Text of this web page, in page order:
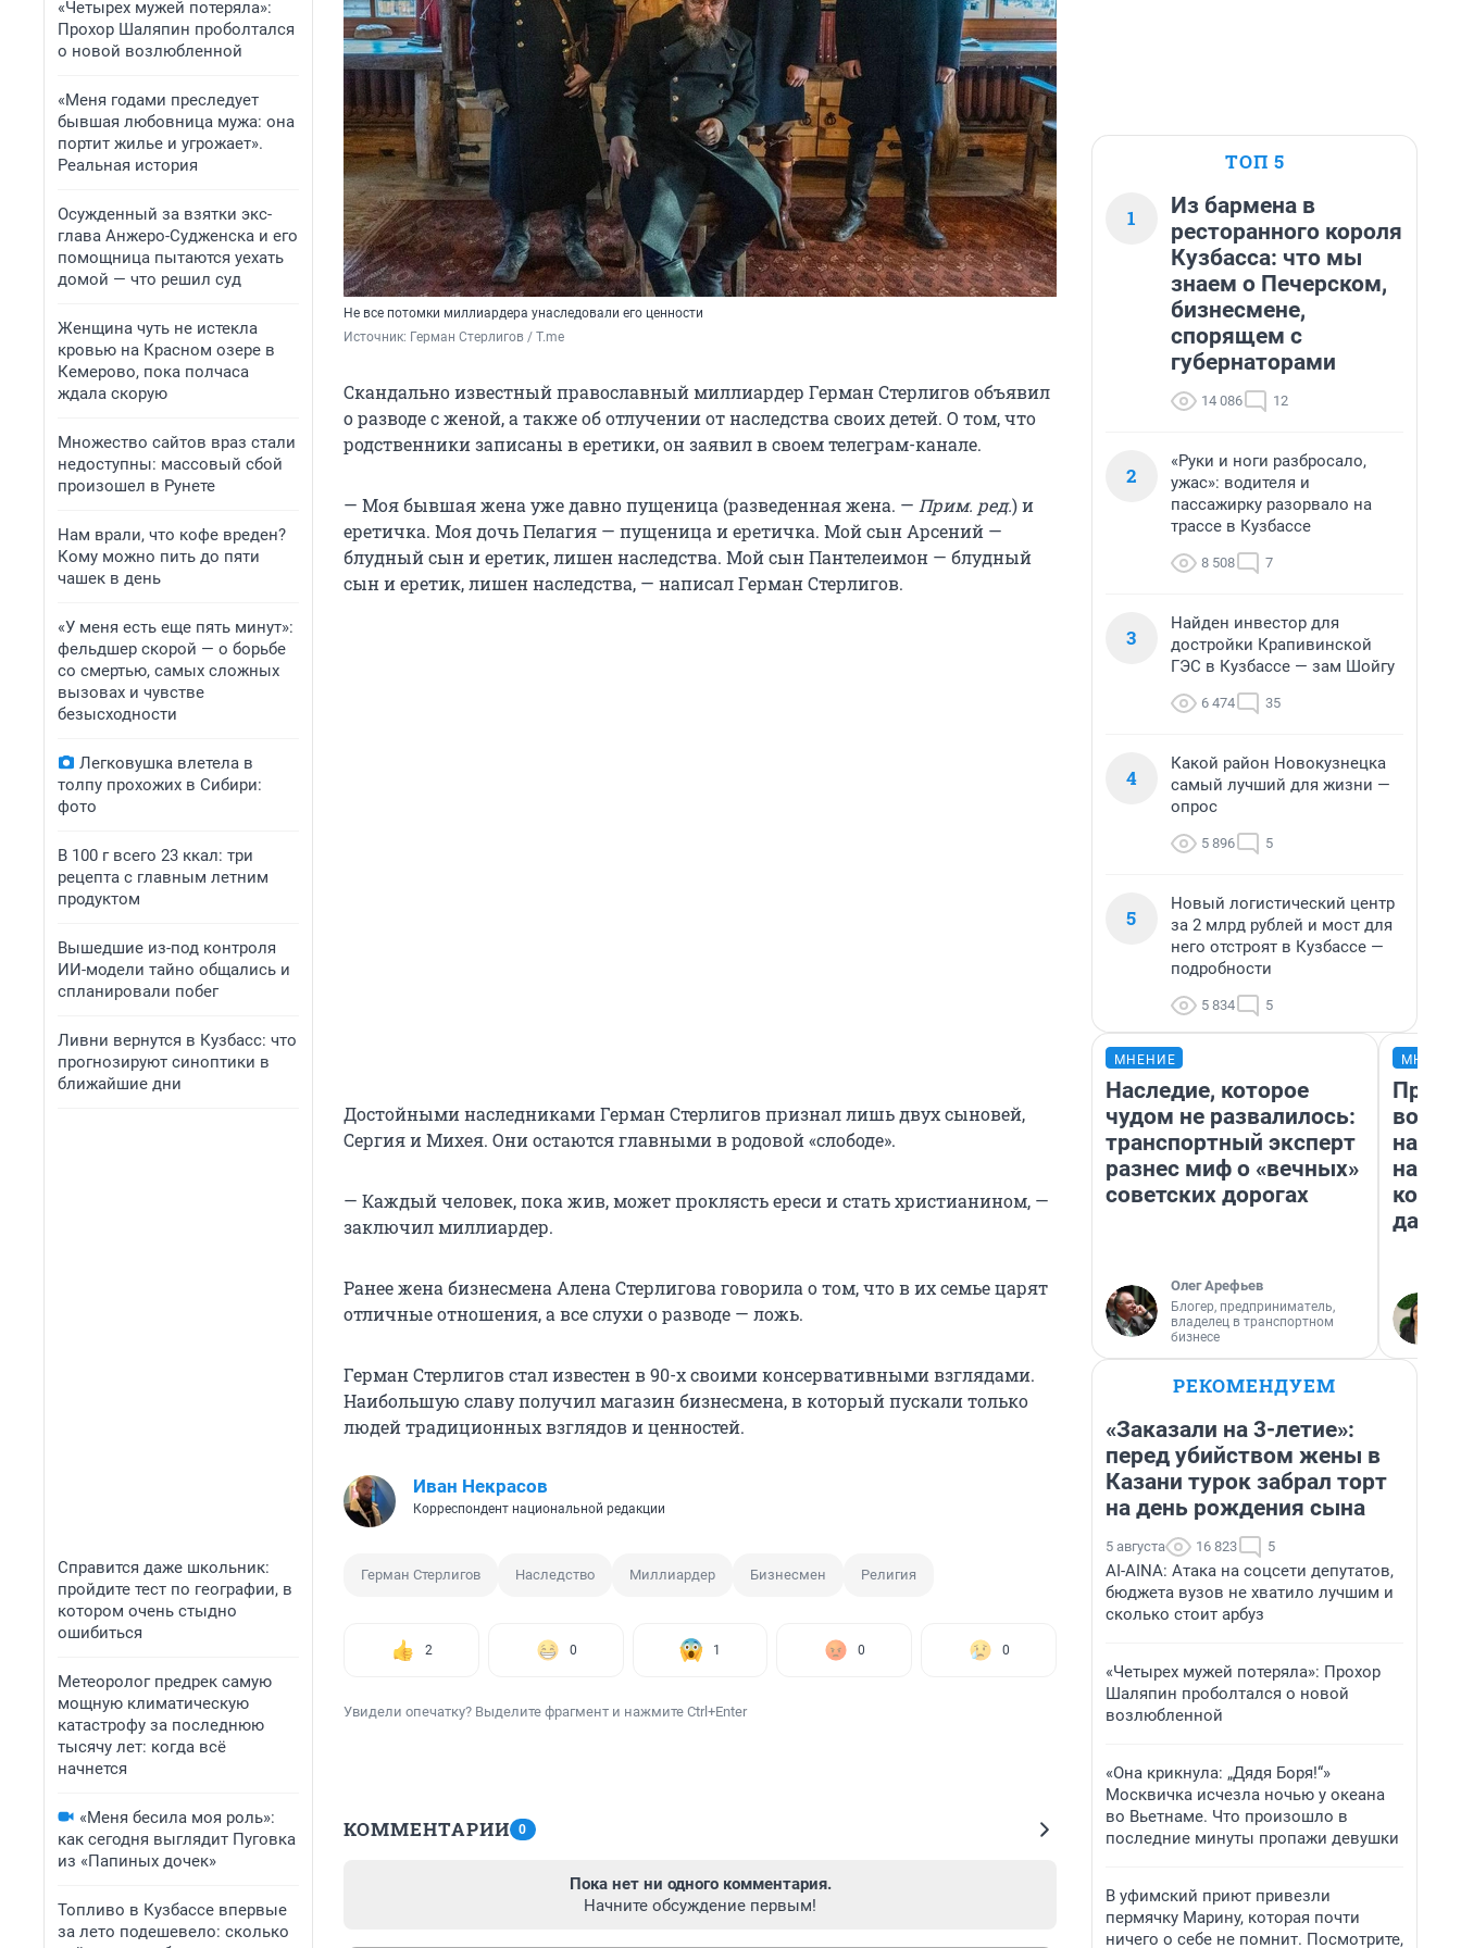
«Четырех мужей потеряла»:
Прохор Шаляпин проболтался
о новой возлюбленной
«Меня годами преследует
бывшая любовница мужа: она
портит жилье и угрожает».
Реальная история
Осужденный за взятки экс-
глава Анжеро-Судженска и его
помощница пытаются уехать
домой — что решил суд
Женщина чуть не истекла
кровью на Красном озере в
Кемерово, пока полчаса
ждала скорую
Множество сайтов враз стали
недоступны: массовый сбой
произошел в Рунете
Нам врали, что кофе вреден?
Кому можно пить до пяти
чашек в день
«У меня есть еще пять минут»:
фельдшер скорой — о борьбе
со смертью, самых сложных
вызовах и чувстве
безысходности
Легковушка влетела в
толпу прохожих в Сибири:
фото
В 100 г всего 23 ккал: три
рецепта с главным летним
продуктом
Вышедшие из-под контроля
ИИ-модели тайно общались и
спланировали побег
Ливни вернутся в Кузбасс: что
прогнозируют синоптики в
ближайшие дни
Справится даже школьник:
пройдите тест по географии, в
котором очень стыдно
ошибиться
Метеоролог предрек самую
мощную климатическую
катастрофу за последнюю
тысячу лет: когда всё
начнется
«Меня бесила моя роль»:
как сегодня выглядит Пуговка
из «Папиных дочек»
Топливо в Кузбассе впервые
за лето подешевело: сколько
Не все потомки миллиардера унаследовали его ценности
Источник: Герман Стерлигов / T.me
Скандально известный православный миллиардер Герман Стерлигов объявил
о разводе с женой, а также об отлучении от наследства своих детей. О том, что
родственники записаны в еретики, он заявил в своем телеграм-канале.
— Моя бывшая жена уже давно пущеница (разведенная жена. — Прим. ред.) и
еретичка. Моя дочь Пелагия — пущеница и еретичка. Мой сын Арсений —
блудный сын и еретик, лишен наследства. Мой сын Пантелеимон — блудный
сын и еретик, лишен наследства, — написал Герман Стерлигов.
Достойными наследниками Герман Стерлигов признал лишь двух сыновей,
Сергия и Михея. Они остаются главными в родовой «слободе».
— Каждый человек, пока жив, может проклясть ереси и стать христианином, —
заключил миллиардер.
Ранее жена бизнесмена Алена Стерлигова говорила о том, что в их семье царят
отличные отношения, а все слухи о разводе — ложь.
Герман Стерлигов стал известен в 90-х своими консервативными взглядами.
Наибольшую славу получил магазин бизнесмена, в который пускали только
людей традиционных взглядов и ценностей.
Иван Некрасов
Корреспондент национальной редакции
Герман Стерлигов Наследство Миллиардер Бизнесмен Религия
2 0 1 0 0
Увидели опечатку? Выделите фрагмент и нажмите Ctrl+Enter
КОММЕНТАРИИ 0
Пока нет ни одного комментария.
Начните обсуждение первым!
ТОП 5
1
Из бармена в
ресторанного короля
Кузбасса: что мы
знаем о Печерском,
бизнесмене,
спорящем с
губернаторами
14 086 12
2
«Руки и ноги разбросало,
ужас»: водителя и
пассажирку разорвало на
трассе в Кузбассе
8 508 7
3
Найден инвестор для
достройки Крапивинской
ГЭС в Кузбассе — зам Шойгу
6 474 35
4
Какой район Новокузнецка
самый лучший для жизни —
опрос
5 896 5
5
Новый логистический центр
за 2 млрд рублей и мост для
него отстроят в Кузбассе —
подробности
5 834 5
МНЕНИЕ
Наследие, которое
чудом не развалилось:
транспортный эксперт
разнес миф о «вечных»
советских дорогах
Олег Арефьев
Блогер, предприниматель,
владелец в транспортном
бизнесе
нам
даже
РЕКОМЕНДУЕМ
«Заказали на 3-летие»:
перед убийством жены в
Казани турок забрал торт
на день рождения сына
5 августа 16 823 5
AI-AINA: Атака на соцсети депутатов,
бюджета вузов не хватило лучшим и
сколько стоит арбуз
«Четырех мужей потеряла»: Прохор
Шаляпин проболтался о новой
возлюбленной
«Она крикнула: „Дядя Боря!“»
Москвичка исчезла ночью у океана
во Вьетнаме. Что произошло в
последние минуты пропажи девушки
В уфимский приют привезли
пермячку Марину, которая почти
ничего о себе не помнит. Посмотрите,